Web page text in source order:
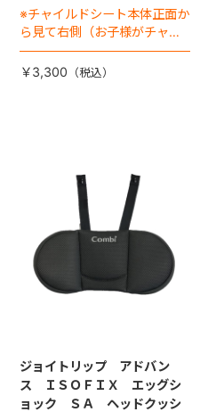
※チャイルドシート本体正面か
ら見て右側（お子様がチャイ
ルドシートに座った状態で左
手側となります。)
￥3,300
ジョイトリップ アドバン
ス ＩＳＯＦＩＸ エッグシ
ョック ＳＡ ヘッドクッシ